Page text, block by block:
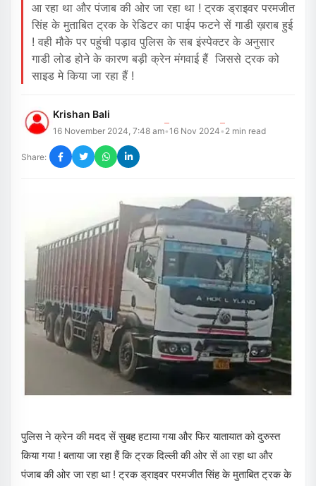
आ रहा था और पंजाब की ओर जा रहा था ! ट्रक ड्राइवर परमजीत
सिंह के मुताबित ट्रक के रेडिटर का पाईप फटने सें गाडी ख़राब हुई
! वही मौके पर पहुंची पड़ाव पुलिस के सब इंस्पेक्टर के अनुसार
गाडी लोड होने के कारण बड़ी क्रेन मंगवाई हैं जिससे ट्रक को
साइड मे किया जा रहा हैं !
Krishan Bali
16 November 2024, 7:48 am•16 Nov 2024• 2 min read
Share:
पुलिस ने क्रेन की मदद सें सुबह हटाया गया और फिर यातायात को दुरुस्त
किया गया ! बताया जा रहा हैं कि ट्रक दिल्ली की ओर सें आ रहा था और
पंजाब की ओर जा रहा था ! ट्रक ड्राइवर परमजीत सिंह के मुताबित ट्रक के